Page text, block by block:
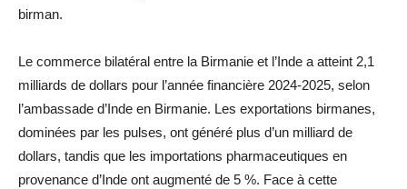
birman.
Le commerce bilatéral entre la Birmanie et l’Inde a atteint 2,1
milliards de dollars pour l’année financière 2024-2025, selon
l’ambassade d’Inde en Birmanie. Les exportations birmanes,
dominées par les pulses, ont généré plus d’un milliard de
dollars, tandis que les importations pharmaceutiques en
provenance d’Inde ont augmenté de 5 %. Face à cette